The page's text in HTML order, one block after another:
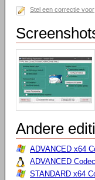
Stel een correctie voor
Andere
ADVANCED x64
ADVANCED
STANDARD x64